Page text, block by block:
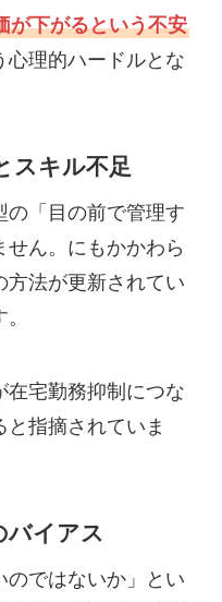
が下がるという不安
心理的ハードルとな
スキル不足
の「目の前で管理す
せん。にもかかわら
方法が更新されてい
在宅勤務抑制につな
指摘されていま
バイアス
のではないか」とい